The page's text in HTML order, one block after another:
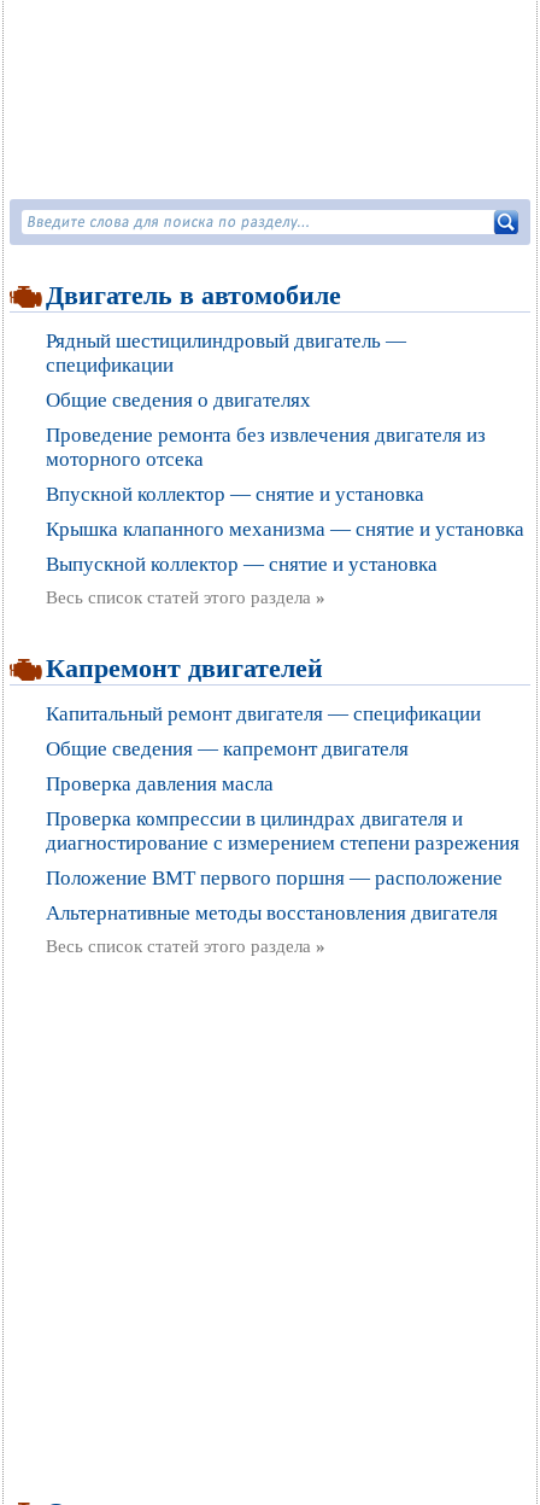
Двигатель в автомобиле
Рядный шестицилиндровый двигатель —
спецификации
Общие сведения о двигателях
Проведение ремонта без извлечения двигателя из
моторного отсека
Впускной коллектор — снятие и установка
Крышка клапанного механизма — снятие и установка
Выпускной коллектор — снятие и установка
Весь список статей этого раздела »
Капремонт двигателей
Капитальный ремонт двигателя — спецификации
Общие сведения — капремонт двигателя
Проверка давления масла
Проверка компрессии в цилиндрах двигателя и
диагностирование с измерением степени разрежения
Положение ВМТ первого поршня — расположение
Альтернативные методы восстановления двигателя
Весь список статей этого раздела »